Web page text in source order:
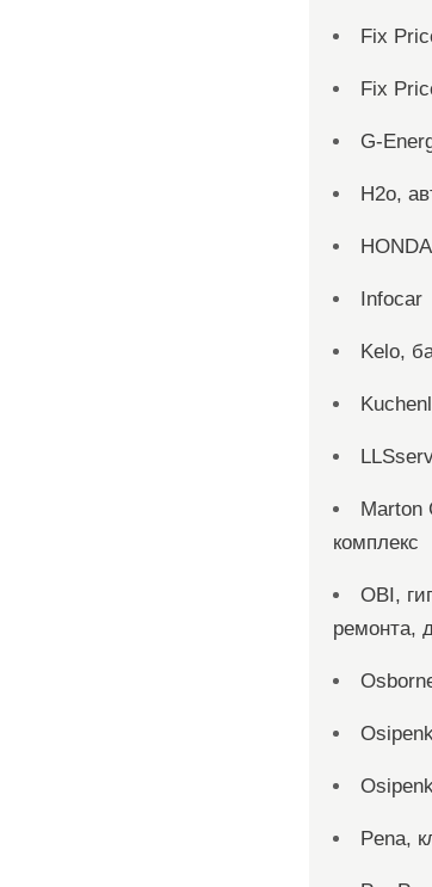
Fix
Fix
G-
H2о,
Infocar
Kelo,
Marton
комплекс
OBI,
ремонта,
Pena,